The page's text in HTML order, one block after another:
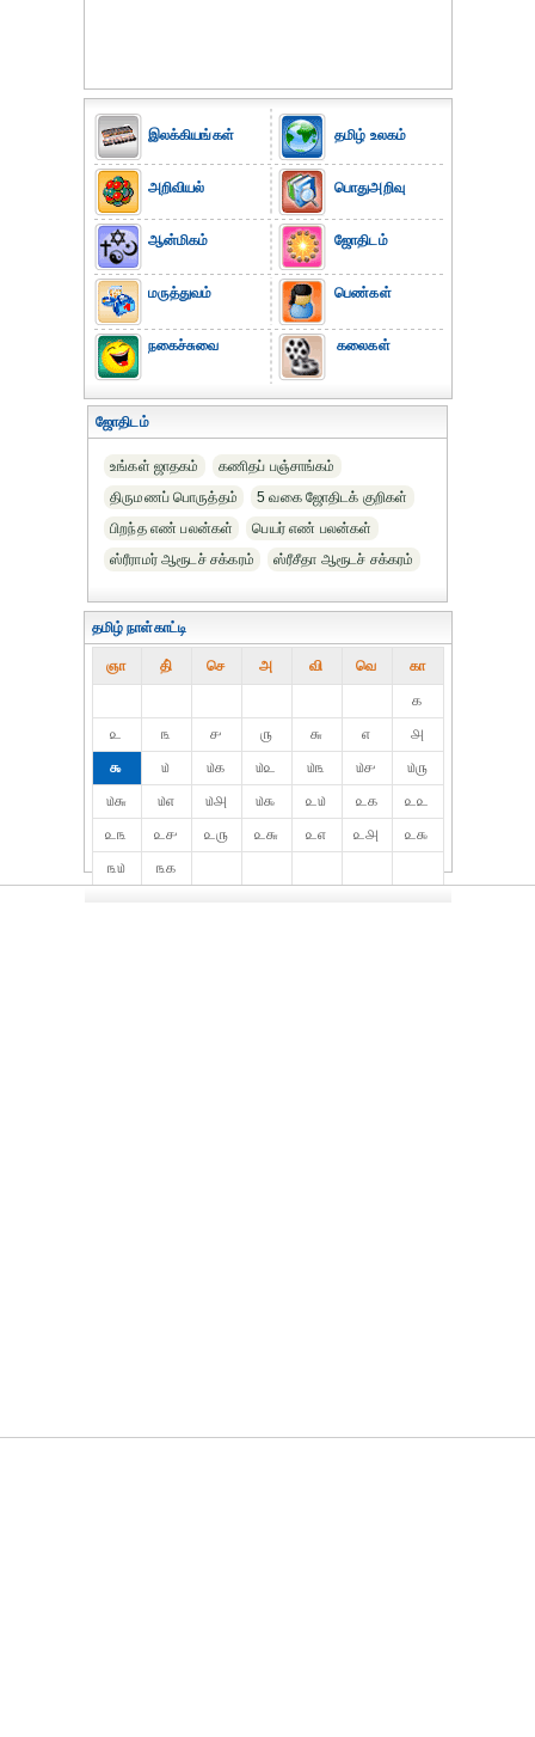
இலக்கியங்கள்
அறிவியல்
ஆன்மிகம்
மருத்துவம்
நகைச்சுவை
தமிழ் உலகம்
பொதுஅறிவு
ஜோதிடம்
பெண்கள்
கலைகள்
ஜோதிடம்
உங்கள் ஜாதகம்
கணிதப் பஞ்சாங்கம்
திருமணப் பொருத்தம்
5 வகை ஜோதிடக் குறிகள்
பிறந்த எண் பலன்கள்
பெயர் எண் பலன்கள்
ஸ்ரீராமர் ஆரூடச் சக்கரம்
ஸ்ரீசீதா ஆரூடச் சக்கரம்
தமிழ் நாள்காட்டி
ஞா தி் செ அ வி வெ கா
௧
௨
௩ ௪ ௫ ௬ ௭
௮
௯
௰ ௰௧ ௰௨ ௰௩ ௰௪
௰௫
௰௬
௰௭ ௰௮ ௰௯ ௨௰ ௨௧
௨௨
௨௩
௨௪ ௨௫ ௨௬ ௨௭ ௨௮
௨௯
௩௰
௩௧